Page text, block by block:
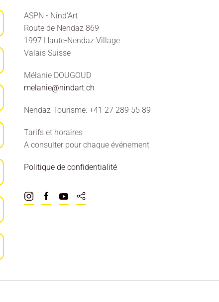
ASPN - Nînd'Art
Route de Nendaz 869
1997 Haute-Nendaz Village
Valais Suisse
Mélanie DOUGOUD
melanie@nindart.ch
Nendaz Tourisme: +41 27 289 55 89
Tarifs et horaires
A consulter pour chaque événement
Politique de confidentialité